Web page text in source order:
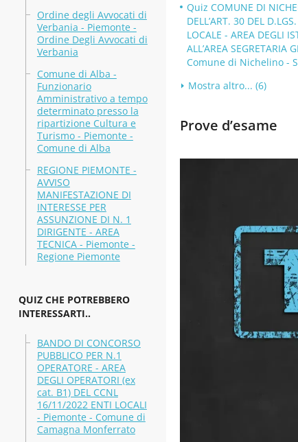
Ordine degli Avvocati di
Verbania - Piemonte -
Ordine Degli Avvocati di
Verbania
Comune di Alba -
Funzionario
Amministrativo a tempo
determinato presso la
ripartizione Cultura e
Turismo - Piemonte -
Comune di Alba
REGIONE PIEMONTE -
AVVISO
MANIFESTAZIONE DI
INTERESSE PER
ASSUNZIONE DI N. 1
DIRIGENTE - AREA
TECNICA - Piemonte -
Regione Piemonte
QUIZ CHE POTREBBERO
INTERESSARTI..
BANDO DI CONCORSO
PUBBLICO PER N.1
OPERATORE - AREA
DEGLI OPERATORI (ex
cat. B1) DEL CCNL
16/11/2022 ENTI LOCALI
- Piemonte - Comune di
Camagna Monferrato
Quiz COMUNE DI
DELL’ART. 30 DEL
LOCALE - AREA DEGLI
ALL’AREA SEGRETARIA
Comune di Nichelino -
Mostra altro... (6)
Prove d’esame